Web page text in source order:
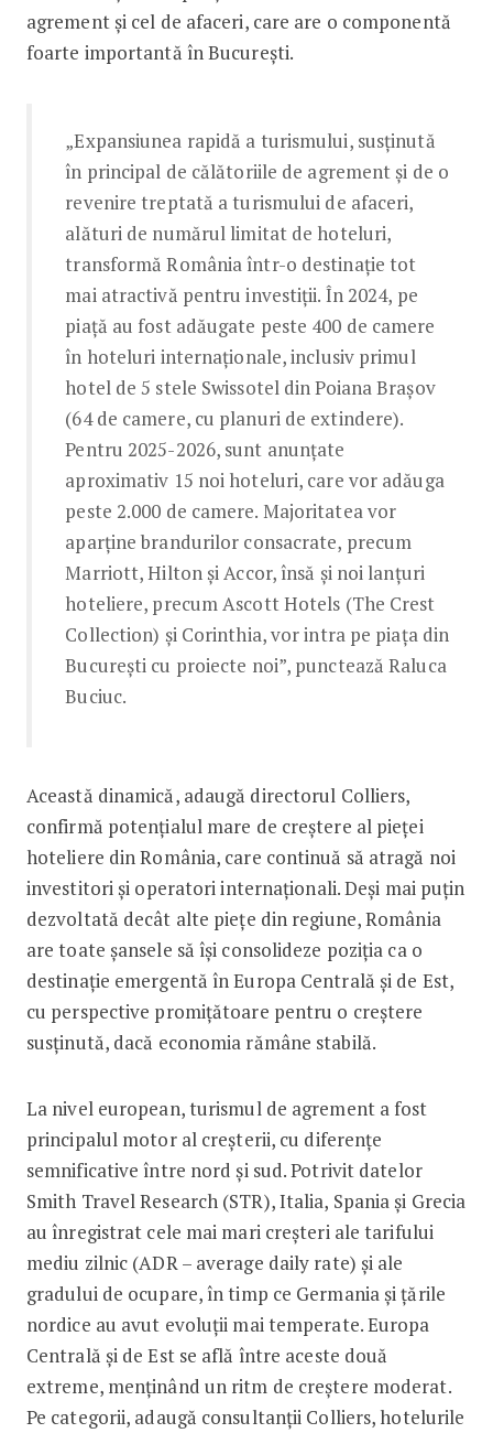
agrement și cel de afaceri, care are o componentă
foarte importantă în București.
„Expansiunea rapidă a turismului, susținută
în principal de călătoriile de agrement și de o
revenire treptată a turismului de afaceri,
alături de numărul limitat de hoteluri,
transformă România într-o destinație tot
mai atractivă pentru investiții. În 2024, pe
piață au fost adăugate peste 400 de camere
în hoteluri internaționale, inclusiv primul
hotel de 5 stele Swissotel din Poiana Brașov
(64 de camere, cu planuri de extindere).
Pentru 2025-2026, sunt anunțate
aproximativ 15 noi hoteluri, care vor adăuga
peste 2.000 de camere. Majoritatea vor
aparține brandurilor consacrate, precum
Marriott, Hilton și Accor, însă și noi lanțuri
hoteliere, precum Ascott Hotels (The Crest
Collection) și Corinthia, vor intra pe piața din
București cu proiecte noi”, punctează Raluca
Buciuc.
Această dinamică, adaugă directorul Colliers,
confirmă potențialul mare de creștere al pieței
hoteliere din România, care continuă să atragă noi
investitori și operatori internaționali. Deși mai puțin
dezvoltată decât alte piețe din regiune, România
are toate șansele să își consolideze poziția ca o
destinație emergentă în Europa Centrală și de Est,
cu perspective promițătoare pentru o creștere
susținută, dacă economia rămâne stabilă.
La nivel european, turismul de agrement a fost
principalul motor al creșterii, cu diferențe
semnificative între nord și sud. Potrivit datelor
Smith Travel Research (STR), Italia, Spania și Grecia
au înregistrat cele mai mari creșteri ale tarifului
mediu zilnic (ADR – average daily rate) și ale
gradului de ocupare, în timp ce Germania și țările
nordice au avut evoluții mai temperate. Europa
Centrală și de Est se află între aceste două
extreme, menținând un ritm de creștere moderat.
Pe categorii, adaugă consultanții Colliers, hotelurile